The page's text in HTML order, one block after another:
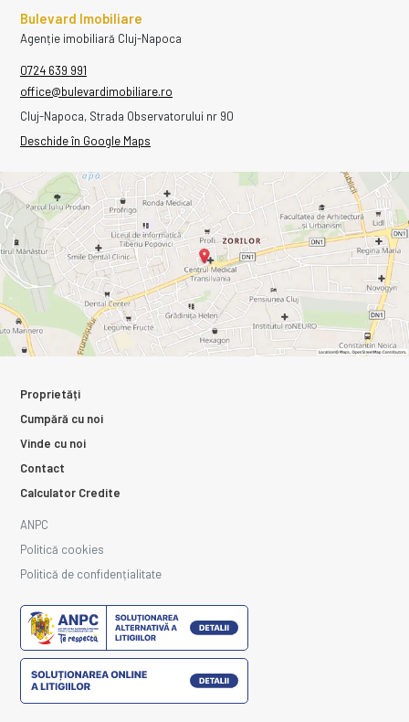
Bulevard Imobiliare
Agenție imobiliară Cluj-Napoca
0724 639 991
office@bulevardimobiliare.ro
Cluj-Napoca, Strada Observatorului nr 90
Deschide în Google Maps
Proprietăți
Cumpără cu noi
Vinde cu noi
Contact
Calculator Credite
ANPC
Politică cookies
Politică de confidențialitate